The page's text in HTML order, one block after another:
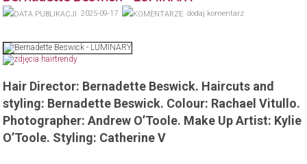
2025-09-17 dodaj komentarz
Hair Director: Bernadette Beswick. Haircuts and
styling: Bernadette Beswick. Colour: Rachael Vitullo.
Photographer: Andrew O’Toole. Make Up Artist: Kylie
O’Toole. Styling: Catherine V